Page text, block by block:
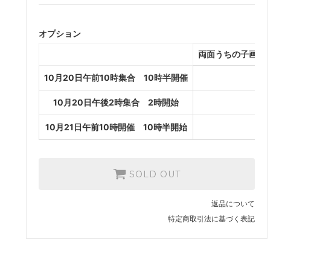
4,000円(税込4,400円)
4,000円(税込4,400円)
10月20日午前10時集合 10時
始
10月21日午前10時開催 10時
半開始
2,800円(税込3,080円)
オプション
両面うちの子画像 4000円
10月20日午前10時集合 10時半開催
10月20日午後2時集合 2時開始
10月21日午前10時開催 10時半開始
SOLD OUT
返品について
特定商取引法に基づく表記